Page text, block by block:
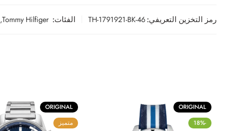
رمز التخزين التعريفي:TH-1791921-BK-46 الفئات: Tommy Hilfiger
,
ORIGINAL
-18%
ORIGINAL
متميز